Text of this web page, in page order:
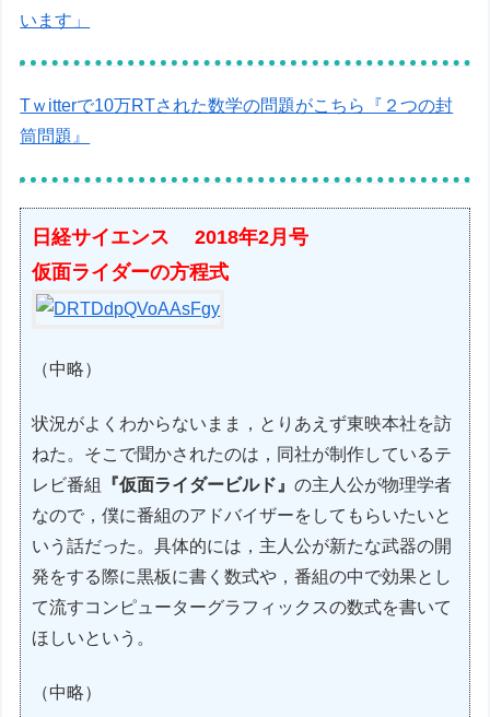
います」
Tｗitterで10万RTされた数学の問題がこちら『２つの封
筒問題』
日経サイエンス 2018年2月号
仮面ライダーの方程式
（中略）
状況がよくわからないまま，とりあえず東映本社を訪
ねた。そこで聞かされたのは，同社が制作しているテ
レビ番組
『仮面ライダービルド』の主人公が物理学者
なので，僕に番組のアドバイザーをしてもらいたいと
いう話だった。具体的には，主人公が新たな武器の開
発をする際に黒板に書く数式や，番組の中で効果とし
て流すコンピューターグラフィックスの数式を書いて
ほしいという。
（中略）